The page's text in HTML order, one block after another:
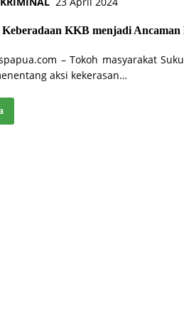
Keberadaan KKB menjadi
– Tokoh masyarakat
aksi kekerasan…